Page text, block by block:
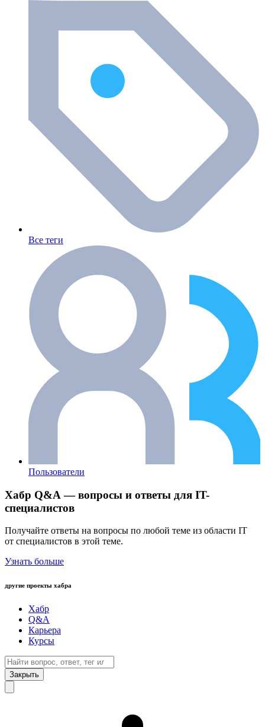
Все теги
Пользователи
Хабр Q&A — вопросы и ответы для IT-
специалистов
Получайте ответы на вопросы по любой теме из области IT
от специалистов в этой теме.
Узнать больше
другие проекты хабра
Хабр
Q&A
Карьера
Курсы
Закрыть